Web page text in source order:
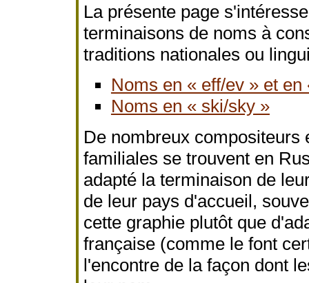
La présente page
terminaisons de noms à
traditions nationales ou
Noms en « eff/ev » et en
Noms en « ski/sky »
De nombreux
familiales se trouvent en
adapté la terminaison de
de leur pays d'accueil,
cette graphie plutôt que
française (comme le font
l'encontre de la façon dont